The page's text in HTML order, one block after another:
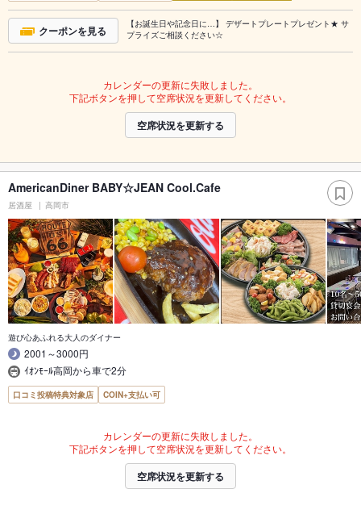
クーポンを見る
【お誕生日や記念日に…】 デザートプレートプレゼント★ サ
プライズご相談ください☆
カレンダーの更新に失敗しました。
下記ボタンを押して空席状況を更新してください。
空席状況を更新する
AmericanDiner BABY☆JEAN Cool.Cafe
居酒屋 高岡市
遊び心あふれる大人のダイナー
2001～3000円
ｲｵﾝﾓｰﾙ高岡から車で2分
口コミ投稿特典対象店 COIN+支払い可
カレンダーの更新に失敗しました。
下記ボタンを押して空席状況を更新してください。
空席状況を更新する